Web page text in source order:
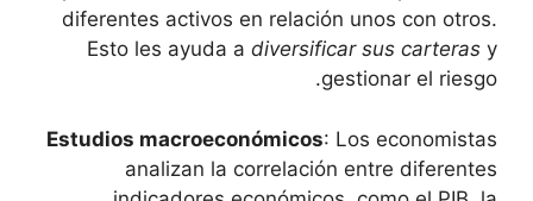
diferentes activos en relación unos con otros.
Esto les ayuda ⁢a diversificar sus carteras y
‌gestionar el riesgo.
Estudios macroeconómicos: Los ​economistas
analizan la correlación entre diferentes